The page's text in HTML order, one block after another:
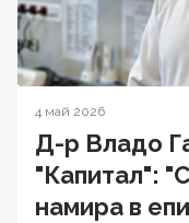
4 май 2026
Д-р Владо
"Капитал":
намира в